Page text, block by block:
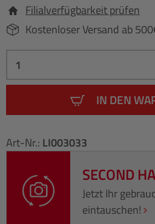
Filialverfügbarkeit prüfen
Kostenloser Versand ab
IN DEN
Art-Nr.: LI003033
SECOND
Jetzt Ihr
eintauschen!